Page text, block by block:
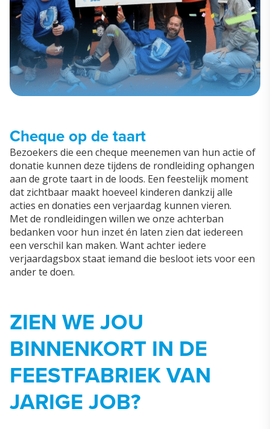
Cheque op de taart
Bezoekers die een cheque meenemen van hun actie of
donatie kunnen deze tijdens de rondleiding ophangen
aan de grote taart in de loods. Een feestelijk moment
dat zichtbaar maakt hoeveel kinderen dankzij alle
acties en donaties een verjaardag kunnen vieren.
Met de rondleidingen willen we onze achterban
bedanken voor hun inzet én laten zien dat iedereen
een verschil kan maken. Want achter iedere
verjaardagsboxstaat iemand die besloot iets voor een
ander te doen.
ZIEN WE JOU
BINNENKORT IN DE
FEESTFABRIEK VAN
JARIGE JOB?